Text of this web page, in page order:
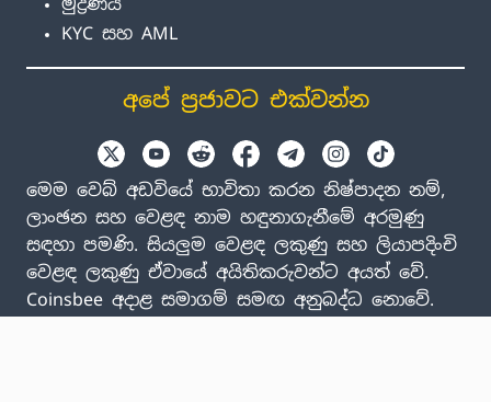
KYC සහ AML
අපේ ප්‍රජාවට එක්වන්න
මෙම වෙබ් අඩවියේ භාවිතා කරන නිෂ්පාදන නම්,
ලාංඡන සහ වෙළඳ නාම හඳුනාගැනීමේ අරමුණු
සඳහා පමණි. සියලුම වෙළඳ ලකුණු සහ ලියාපදිංචි
වෙළඳ ලකුණු ඒවායේ අයිතිකරුවන්ට අයත් වේ.
Coinsbee අදාළ සමාගම් සමඟ අනුබද්ධ නොවේ.